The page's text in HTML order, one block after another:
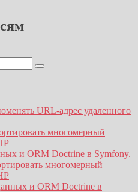
URL-адрес удаленного
многомерный
и ORM Doctrine в Symfony.
многомерный
и ORM Doctrine в